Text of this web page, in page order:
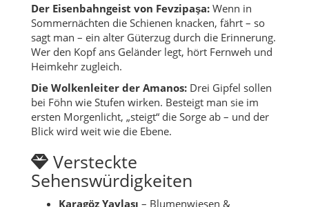
Der Eisenbahngeist von Fevzipaşa: Wenn in
Sommernächten die Schienen knacken, fährt – so
sagt man – ein alter Güterzug durch die Erinnerung.
Wer den Kopf ans Geländer legt, hört Fernweh und
Heimkehr zugleich.
Die Wolkenleiter der Amanos: Drei Gipfel sollen
bei Föhn wie Stufen wirken. Besteigt man sie im
ersten Morgenlicht, „steigt“ die Sorge ab – und der
Blick wird weit wie die Ebene.
Versteckte
Sehenswürdigkeiten
Karagöz Yaylası – Blumenwiesen &